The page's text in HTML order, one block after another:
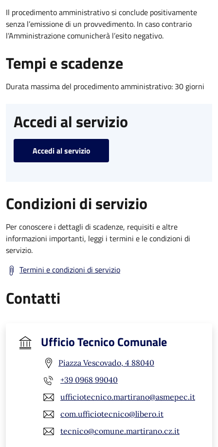
Il procedimento amministrativo si conclude positivamente
senza l’emissione di un provvedimento. In caso contrario
l’Amministrazione comunicherà l’esito negativo.
Tempi e scadenze
Durata massima del procedimento amministrativo: 30 giorni
Accedi al servizio
Accedi al servizio
Condizioni di servizio
Per conoscere i dettagli di scadenze, requisiti e altre
informazioni importanti, leggi i termini e le condizioni di
servizio.
Termini e condizioni di servizio
Contatti
Ufficio Tecnico Comunale
Piazza Vescovado, 4 88040
+39 0968 99040
ufficiotecnico.martirano@asmepec.it
com.ufficiotecnico@libero.it
tecnico@comune.martirano.cz.it